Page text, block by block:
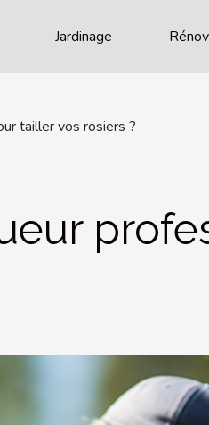
Jardinage
tailler vos rosiers ?